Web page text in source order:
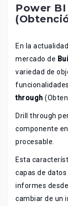
Power
En la actualidad
mercado de
variedad de
through
Drill through
componente
procesable.
Esta
capas de
informes
cambiar de un